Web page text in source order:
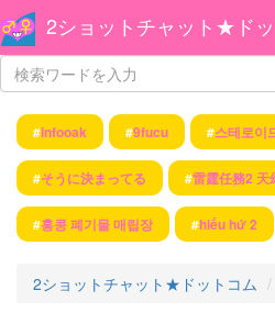
2ショットチャット★ド
#infooak #9fucu #스테로이
#そうに決まってる #雷霆任務2 天
#홍콩 폐기물 매립장 #hiếu hứ 2
2ショットチャット★ドットコム